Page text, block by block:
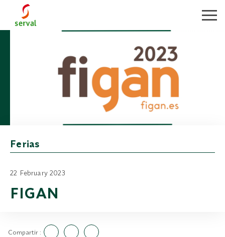
Toggle
in
Ferias
22 February 2023
FIGAN
Compartir :